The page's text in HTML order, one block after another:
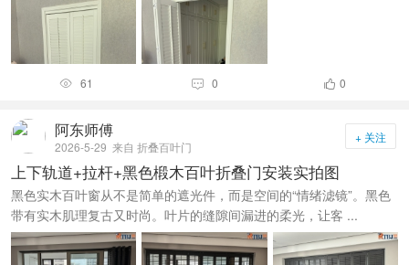
 61  0  0
阿东师傅
2026-5-29 来自 折叠百叶门
+ 关注
上下轨道+拉杆+黑色椴木百叶折叠门安装实拍图
黑色实木百叶窗从不是简单的遮光件，而是空间的“情绪滤镜”。黑色
带有实木肌理复古又时尚。叶片的缝隙间漏进的柔光，让客 ...